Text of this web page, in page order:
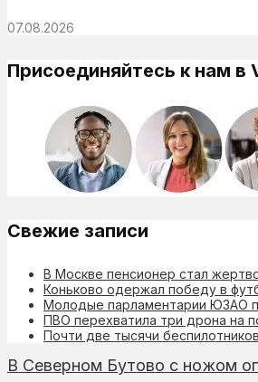
07.08.2026
Присоединяйтесь к нам в
Свежие записи
В Москве пенсионер стал
Коньково одержал победу в
Молодые парламентарии ЮЗАО
ПВО перехватила три дрона на
Почти две тысячи
В Северном Бутово с ножом